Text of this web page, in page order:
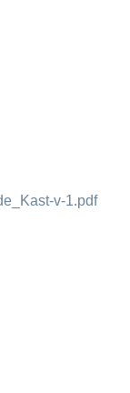
v-1.pdf